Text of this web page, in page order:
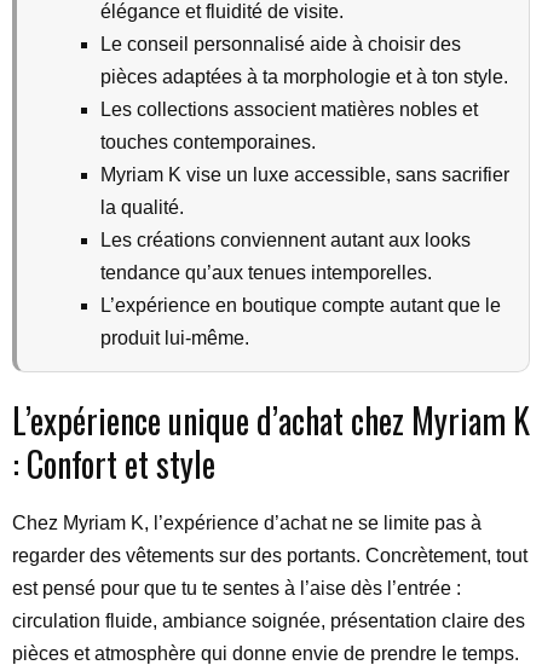
élégance et fluidité de visite.
Le conseil personnalisé aide à choisir des
pièces adaptées à ta morphologie et à ton style.
Les collections associent matières nobles et
touches contemporaines.
Myriam K vise un luxe accessible, sans sacrifier
la qualité.
Les créations conviennent autant aux looks
tendance qu’aux tenues intemporelles.
L’expérience en boutique compte autant que le
produit lui-même.
L’expérience unique d’achat chez Myriam K
: Confort et style
Chez Myriam K, l’expérience d’achat ne se limite pas à
regarder des vêtements sur des portants. Concrètement, tout
est pensé pour que tu te sentes à l’aise dès l’entrée :
circulation fluide, ambiance soignée, présentation claire des
pièces et atmosphère qui donne envie de prendre le temps.